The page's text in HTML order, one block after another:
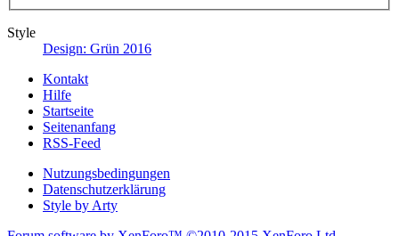
Style
Design: Grün 2016
Kontakt
Hilfe
Startseite
Seitenanfang
RSS-Feed
Nutzungsbedingungen
Datenschutzerklärung
Style by Arty